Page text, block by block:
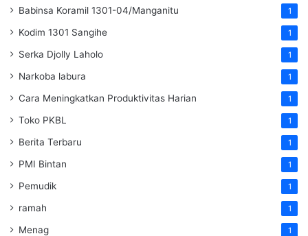
Babinsa Koramil 1301-04/Manganitu 1
Kodim 1301 Sangihe 1
Serka Djolly Laholo 1
Narkoba labura 1
Cara Meningkatkan Produktivitas Harian 1
Toko PKBL 1
Berita Terbaru 1
PMI Bintan 1
Pemudik 1
ramah 1
Menag 1